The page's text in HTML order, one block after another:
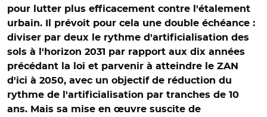
pour lutter plus efficacement contre l'étalement
urbain. Il prévoit pour cela une double échéance :
diviser par deux le rythme d'artificialisation des
sols à l'horizon 2031 par rapport aux dix années
précédant la loi et parvenir à atteindre le ZAN
d'ici à 2050, avec un objectif de réduction du
rythme de l'artificialisation par tranches de 10
ans. Mais sa mise en œuvre suscite de